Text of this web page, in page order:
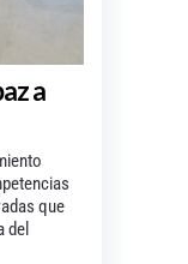
a
que
del